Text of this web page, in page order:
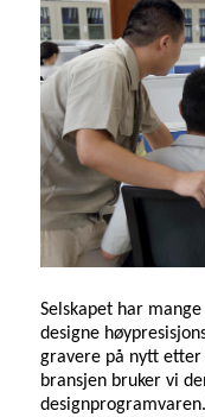
Selskapet har
designe
gravere på nytt etter
bransjen bruker vi
designprogramvaren.